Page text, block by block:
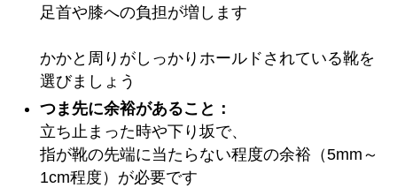
足首や膝への負担が増します
かかと周りがしっかりホールドされている靴を
選びましょう
つま先に余裕があること：
立ち止まった時や下り坂で、
指が靴の先端に当たらない程度の余裕（5mm～
1cm程度）が必要です